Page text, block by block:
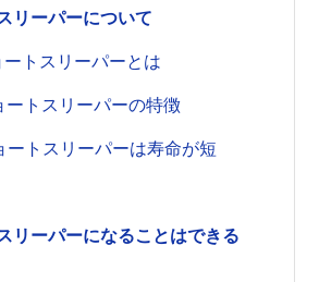
リーパーについて
トスリーパーとは
トスリーパーの特徴
トスリーパーは寿命が短
リーパーになることはできる